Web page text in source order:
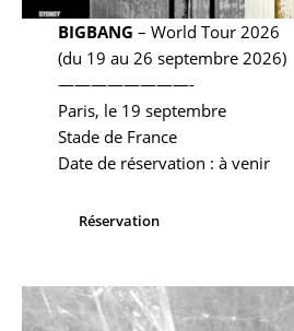
BIGBANG – World Tour 2026
(du 19 au 26 septembre 2026)
————————-
Paris, le 19 septembre
Stade de France
Date de réservation : à venir
Réservation